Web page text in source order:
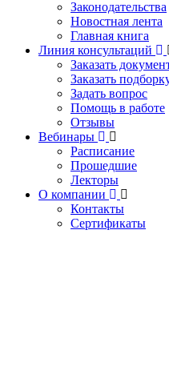
Законодательства
Новостная лента
Главная книга
Линия консультаций
Заказать
Заказать
Задать вопрос
Помощь в работе
Отзывы
Вебинары
Расписание
Прошедшие
Лекторы
О компании
Контакты
Сертификаты